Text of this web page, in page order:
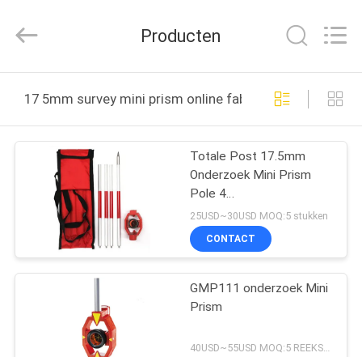
PRODUCTEN
ONGEVEER
FABRIEKSREIS
KWALITEITSCONTROLE
Co.,Ltd.
Producten
17 5mm survey mini prism online fabricage
Totale Post 17.5mm
Onderzoek Mini Prism
Pole 4
Stavencompensatie
25USD~30USD MOQ:5 stukken
CONTACT
GMP111 onderzoek Mini
Prism